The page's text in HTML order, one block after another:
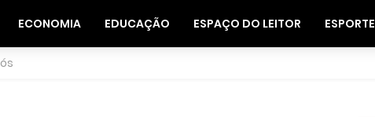
ECONOMIA EDUCAÇÃO ESPAÇO DO LEITOR ESPORTE